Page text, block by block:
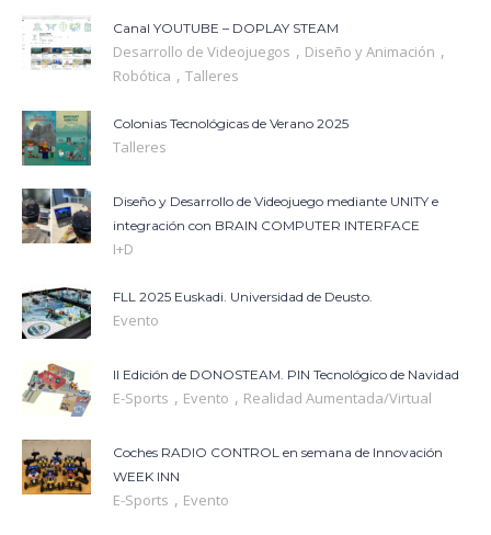
Canal YOUTUBE – DOPLAY STEAM
Desarrollo de Videojuegos , Diseño y Animación ,
Robótica , Talleres
Colonias Tecnológicas de Verano 2025
Talleres
Diseño y Desarrollo de Videojuego mediante UNITY e
integración con BRAIN COMPUTER INTERFACE
I+D
FLL 2025 Euskadi. Universidad de Deusto.
Evento
II Edición de DONOSTEAM. PIN Tecnológico de Navidad
E-Sports , Evento , Realidad Aumentada/Virtual
Coches RADIO CONTROL en semana de Innovación
WEEK INN
E-Sports , Evento